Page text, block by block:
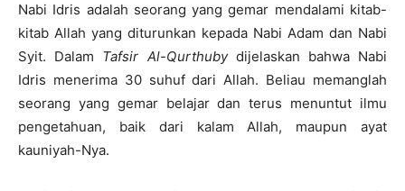
Nabi Idris adalah seorang yang gemar mendalami kitab-
kitab Allah yang diturunkan kepada Nabi Adam dan Nabi
Syit. Dalam Tafsir Al-Qurthubydijelaskan bahwa Nabi
Idris menerima 30 suhuf dari Allah. Beliau memanglah
seorang yang gemar belajar dan terus menuntut ilmu
pengetahuan, baik dari kalam Allah, maupun ayat
kauniyah-Nya.